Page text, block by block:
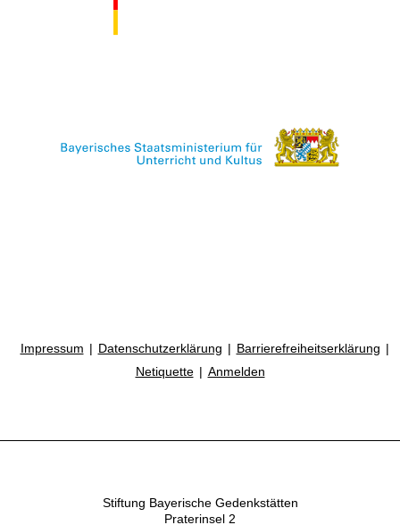
Impressum Datenschutzerklärung
Barrierefreiheitserklärung
Netiquette
Anmelden
Stiftung Bayerische Gedenkstätten
Praterinsel 2